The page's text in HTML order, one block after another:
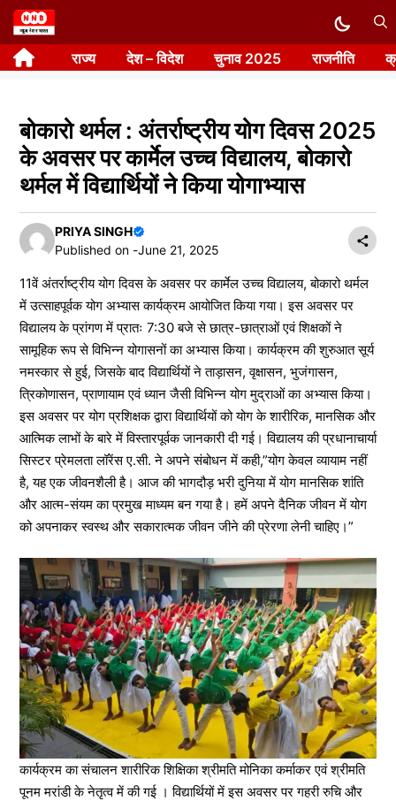
Skip
to
content राज्य देश – विदेश चुनाव 2025 राजनीति
बोकारो थर्मल : अंतर्राष्ट्रीय योग दिवस 2025
के अवसर पर कार्मेल उच्च विद्यालय, बोकारो
थर्मल में विद्यार्थियों ने किया योगाभ्यास
PRIYA SINGH
Published on -June 21, 2025
11वें अंतर्राष्ट्रीय योग दिवस के अवसर पर कार्मेल उच्च विद्यालय, बोकारो थर्मल
में उत्साहपूर्वक योग अभ्यास कार्यक्रम आयोजित किया गया। इस अवसर पर
विद्यालय के प्रांगण में प्रातः 7:30 बजे से छात्र-छात्राओं एवं शिक्षकों ने
सामूहिक रूप से विभिन्न योगासनों का अभ्यास किया। कार्यक्रम की शुरुआत सूर्य
नमस्कार से हुई, जिसके बाद विद्यार्थियों ने ताड़ासन, वृक्षासन, भुजंगासन,
त्रिकोणासन, प्राणायाम एवं ध्यान जैसी विभिन्न योग मुद्राओं का अभ्यास किया।
इस अवसर पर योग प्रशिक्षक द्वारा विद्यार्थियों को योग के शारीरिक, मानसिक और
आत्मिक लाभों के बारे में विस्तारपूर्वक जानकारी दी गई। विद्यालय की प्रधानाचार्या
सिस्टर प्रेमलता लॉरेंस ए.सी. ने अपने संबोधन में कही,”योग केवल व्यायाम नहीं
है, यह एक जीवनशैली है। आज की भागदौड़ भरी दुनिया में योग मानसिक शांति
और आत्म-संयम का प्रमुख माध्यम बन गया है। हमें अपने दैनिक जीवन में योग
को अपनाकर स्वस्थ और सकारात्मक जीवन जीने की प्रेरणा लेनी चाहिए।”
कार्यक्रम का संचालन शारीरिक शिक्षिका श्रीमति मोनिका कर्माकर एवं श्रीमति
पूनम मरांडी के नेतृत्व में की गई । विद्यार्थियों में इस अवसर पर गहरी रुचि और